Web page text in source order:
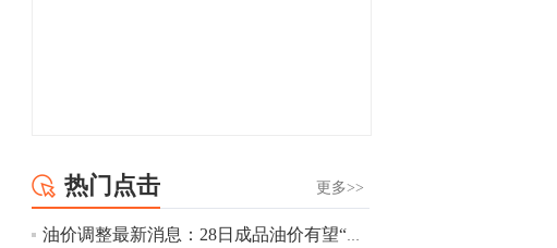
幅扩大至4.4%。
10:43
更多>>
热门点击
油价调整最新消息：28日成品油价有望“四连涨” 车主赶紧去加油吧！